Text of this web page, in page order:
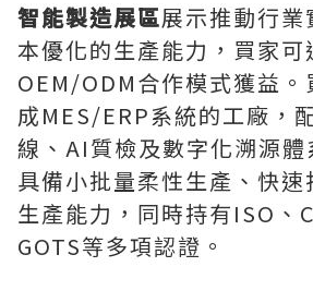
智能製造展區展示推動行
本優化的生產能力，買家可
OEM/ODM合作模式獲益。
成MES/ERP系統的工廠，
線、AI質檢及數字化溯源
具備小批量柔性生產、快速
生產能力，同時持有ISO、
GOTS等多項認證。